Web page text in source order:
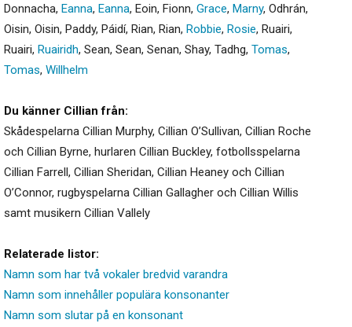
Donnacha, Eanna, Eanna, Eoin, Fionn, Grace, Marny, Odhrán,
Oisin, Oisin, Paddy, Páidí, Rian, Rian, Robbie, Rosie, Ruairi,
Ruairi, Ruairidh, Sean, Sean, Senan, Shay, Tadhg, Tomas,
Tomas, Willhelm
Du känner Cillian från:
Skådespelarna Cillian Murphy, Cillian O’Sullivan, Cillian Roche
och Cillian Byrne, hurlaren Cillian Buckley, fotbollsspelarna
Cillian Farrell, Cillian Sheridan, Cillian Heaney och Cillian
O’Connor, rugbyspelarna Cillian Gallagher och Cillian Willis
samt musikern Cillian Vallely
Relaterade listor:
Namn som har två vokaler bredvid varandra
Namn som innehåller populära konsonanter
Namn som slutar på en konsonant